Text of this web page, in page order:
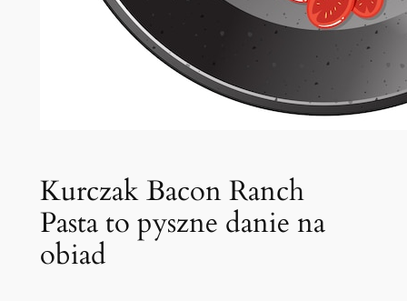
Kurczak Bacon Ranch
Pasta to pyszne danie na
obiad